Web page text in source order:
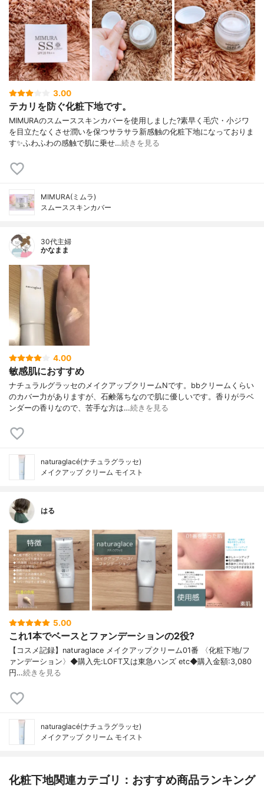
3.00
テカリを防ぐ化粧下地です。
MIMURAのスムーススキンカバーを使用しました?素早く毛穴・小ジワ
を目立たなくさせ潤いを保つサラサラ新感触の化粧下地になっておりま
す✨ふわふわの感触で肌に乗せ…続きを見る
MIMURA(ミムラ)
スムーススキンカバー
30代主婦
かなまま
4.00
敏感肌におすすめ
ナチュラルグラッセのメイクアップクリームNです。bbクリームくらい
のカバー力がありますが、石鹸落ちなので肌に優しいです。香りがラベ
ンダーの香りなので、苦手な方は…続きを見る
naturaglacé(ナチュラグラッセ)
メイクアップ クリーム モイスト
はる
5.00
これ1本でベースとファンデーションの2役?
【コスメ記録】naturaglace メイクアップクリーム01番 〈化粧下地/フ
ァンデーション〉◆購入先:LOFT又は東急ハンズ etc◆購入金額:3,080
円…続きを見る
naturaglacé(ナチュラグラッセ)
メイクアップ クリーム モイスト
化粧下地関連カテゴリ：おすすめ商品ランキング